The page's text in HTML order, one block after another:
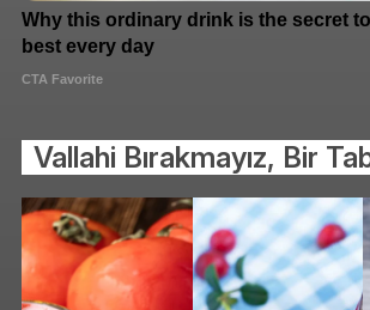
Vallahi Bırakmayız, Bir